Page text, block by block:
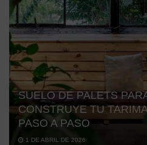
SUELO DE PALETS
CONSTRUYE TU
PASO A PASO
1 DE ABRIL DE 2026